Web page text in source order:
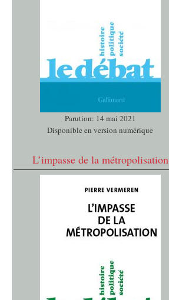
Parution: 14 mai 2021
Disponible en version numérique
L’impasse de la métropolisation